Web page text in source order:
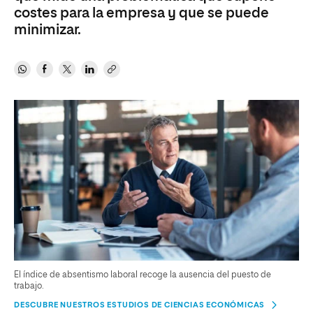
costes para la empresa y que se puede
minimizar.
El índice de absentismo laboral recoge la ausencia del puesto de
trabajo.
DESCUBRE NUESTROS ESTUDIOS DE CIENCIAS ECONÓMICAS